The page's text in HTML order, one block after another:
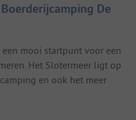
De
mooi startpunt voor een
Het Slotermeer ligt op
en ook het meer